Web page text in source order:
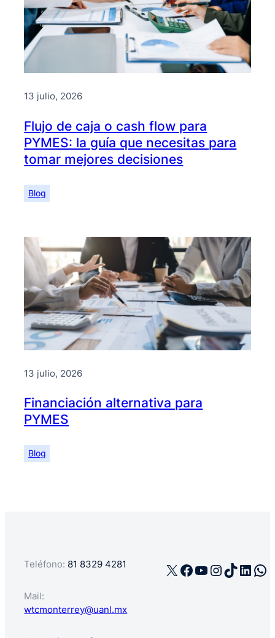
13 julio, 2026
Flujo de caja o cash flow para
PYMES: la guía que necesitas para
tomar mejores decisiones
Blog
13 julio, 2026
Financiación alternativa para
PYMES
Blog
Teléfono: 81 8329 4281
Mail:
wtcmonterrey@uanl.mx
X Facebook
YouTube
TikTok